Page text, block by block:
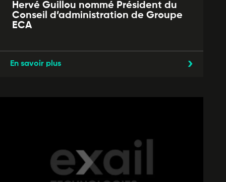
Hervé Guillou nommé Président du
Conseil d’administration de Groupe
ECA
En savoir plus